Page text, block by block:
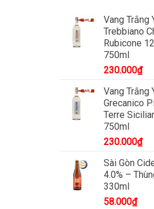
Vang Trắng
Trebbiano
Rubicone
750ml
230.000₫
Vang Trắng
Grecanico
Terre
750ml
230.000₫
Sài Gòn
4.0% –
330ml
58.000₫